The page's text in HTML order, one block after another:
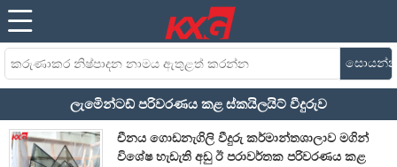
ලැමිෙන්ටඩ් පරිවරණය කළ ස්කයිලයිට් වීදුරුව
චීනය ගොඩනැගිලි වීදුරු කර්මාන්තශාලාව මගින්
විශේෂ හැඩැති අඩු ඊ පරාවර්තක පරිවරණය කළ